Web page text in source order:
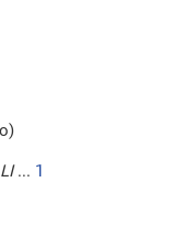
... 1